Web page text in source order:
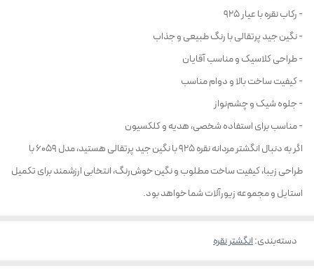
- رکاب نقره با عیار 925
- نگین جید پرتقالی با رنگ طبیعی و جذاب
- طراحی کلاسیک و مناسب آقایان
- کیفیت ساخت بالا و دوام مناسب
- جلوه شیک و چشم‌نواز
- مناسب برای استفاده شخصی، هدیه و کلکسیون
اگر به دنبال انگشتر مردانه نقره 925 با نگین جید پرتقالی هستید، مدل 6059 با
طراحی زیبا، کیفیت ساخت مطلوب و نگین خوش‌رنگ، انتخابی ارزشمند برای تکمیل
استایل و مجموعه زیورآلات شما خواهد بود.
دسته‌بندی:انگشتر نقره